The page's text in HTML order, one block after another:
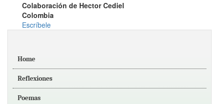
Colaboración de Hector Cediel
Colombia
Escríbele
Home
Reflexiones
Poemas